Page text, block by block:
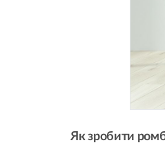
Як зробити